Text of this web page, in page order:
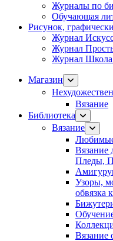
Журналы по
Обучающая
Рисунок,
Журнал
Журнал
Журнал Школа
Магазин
Вязание
Библиотека
Вязание
Вязание
Пледы,
Узоры,
обвязка
Вязание